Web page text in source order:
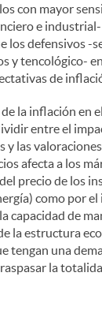
con mayor
e
los defensivos -
y tencológico-
de
la inflación en
entre el
y las
afecta a los
precio de los
como por
capacidad de
la estructura
tengan una
la